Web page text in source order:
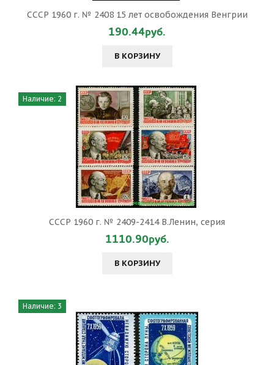
СССР 1960 г. № 2408 15 лет освобождения Венгрии
190.44руб.
В КОРЗИНУ
Наличие: 2
СССР 1960 г. № 2409-2414 В.Ленин, серия
1110.90руб.
В КОРЗИНУ
Наличие: 3